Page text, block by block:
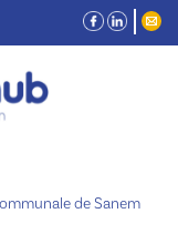
de Sanem